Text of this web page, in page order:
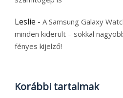
Leslie - A Samsung Galaxy
minden kiderült – sokkal
fényes kijelző!
Korábbi tartalmak